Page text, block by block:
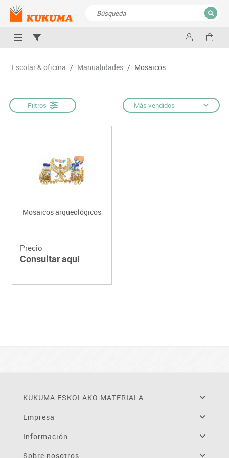
CERRAR
Escolar & oficina / Manualidades / Mosaicos
Filtros Más vendidos
Mosaicos arqueológicos
Precio
Consultar aquí
KUKUMA ESKOLAKO MATERIALA
Empresa
Información
Sobre nosotros